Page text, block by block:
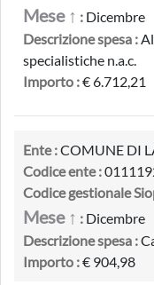
Mese ↑ : Dicembre
Descrizione spesa :
specialistiche n.a.c.
Importo :€ 6.712,21
Ente :COMUNE DI
Codice ente :
Codice gestionale
Mese ↑ : Dicembre
Descrizione spesa :
Importo :€ 904,98